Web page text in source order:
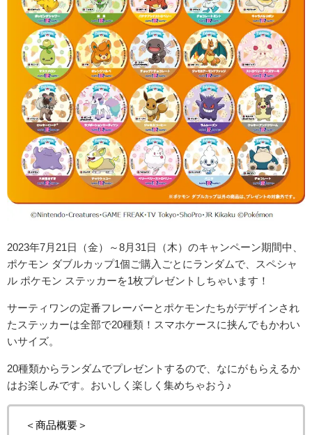
2023年7月21日（金）～8月31日（木）のキャンペーン期間中、
ポケモン ダブルカップ1個ご購入ごとにランダムで、スペシャ
ル ポケモン ステッカーを1枚プレゼントしちゃいます！
サーティワンの定番フレーバーとポケモンたちがデザインされ
たステッカーは全部で20種類！スマホケースに挟んでもかわい
いサイズ。
20種類からランダムでプレゼントするので、なにがもらえるか
はお楽しみです。おいしく楽しく集めちゃおう♪
＜商品概要＞